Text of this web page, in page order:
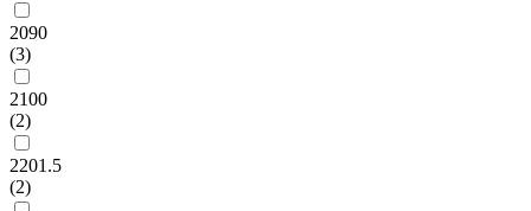
2090
(3)
2100
(2)
2201.5
(2)